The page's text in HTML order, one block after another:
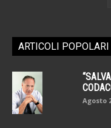
ARTICOLI POPOLARI
Agosto